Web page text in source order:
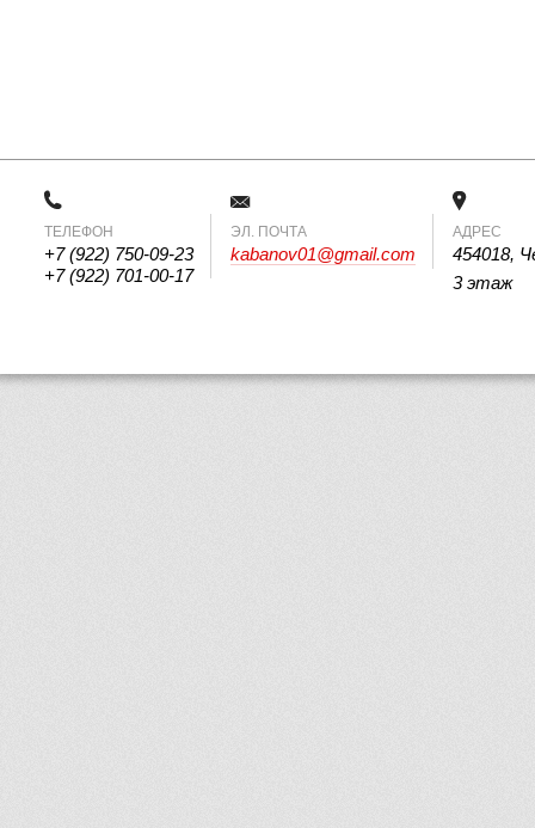
ТЕЛЕФОН
+7 (922) 750-09-23
+7 (922) 701-00-17
ЭЛ. ПОЧТА
kabanov01@gmail.com
АДРЕС
454018,
3 этаж